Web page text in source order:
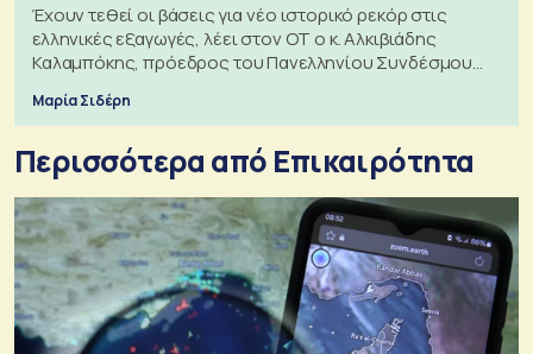
Έχουν τεθεί οι βάσεις για νέο ιστορικό ρεκόρ στις
ελληνικές εξαγωγές, λέει στον ΟΤ ο κ. Αλκιβιάδης
Καλαμπόκης, πρόεδρος του Πανελληνίου Συνδέσμου
Μαρία Σιδέρη
Περισσότερα από Επικαιρότητα